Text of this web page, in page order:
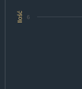
Ilość 6